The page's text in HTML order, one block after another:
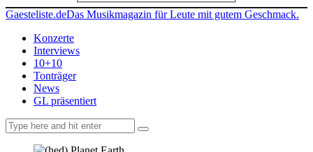
Gaesteliste.deDas Musikmagazin für Leute mit gutem Geschmack.
Konzerte
Interviews
10+10
Tonträger
News
GL präsentiert